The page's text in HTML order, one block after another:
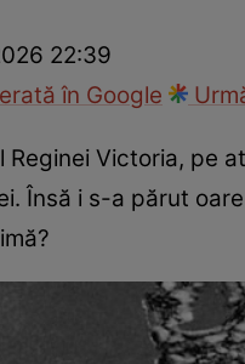
22:39
în Google
Victoria, pe
Însă i s-a părut